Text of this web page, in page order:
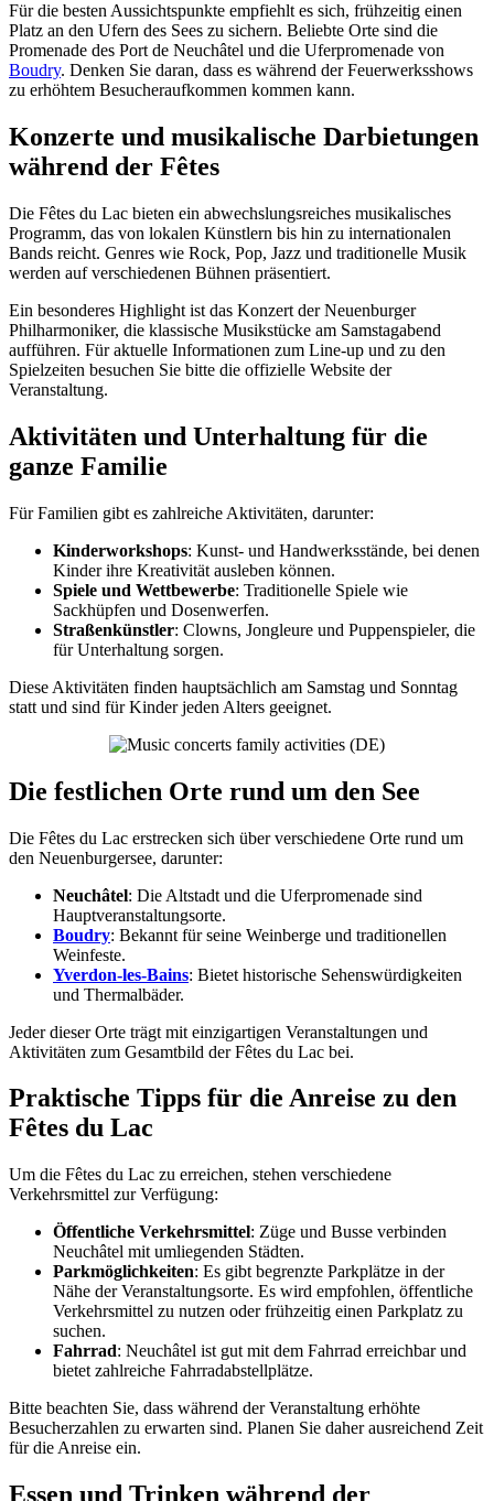
Für die besten Aussichtspunkte empfiehlt es sich, frühzeitig einen
Platz an den Ufern des Sees zu sichern. Beliebte Orte sind die
Promenade des Port de Neuchâtel und die Uferpromenade von
Boudry. Denken Sie daran, dass es während der Feuerwerksshows
zu erhöhtem Besucheraufkommen kommen kann.
Konzerte und musikalische Darbietungen
während der Fêtes
Die Fêtes du Lac bieten ein abwechslungsreiches musikalisches
Programm, das von lokalen Künstlern bis hin zu internationalen
Bands reicht. Genres wie Rock, Pop, Jazz und traditionelle Musik
werden auf verschiedenen Bühnen präsentiert.
Ein besonderes Highlight ist das Konzert der Neuenburger
Philharmoniker, die klassische Musikstücke am Samstagabend
aufführen. Für aktuelle Informationen zum Line-up und zu den
Spielzeiten besuchen Sie bitte die offizielle Website der
Veranstaltung.
Aktivitäten und Unterhaltung für die
ganze Familie
Für Familien gibt es zahlreiche Aktivitäten, darunter:
Kinderworkshops: Kunst- und Handwerksstände, bei denen
Kinder ihre Kreativität ausleben können.
Spiele und Wettbewerbe: Traditionelle Spiele wie
Sackhüpfen und Dosenwerfen.
Straßenkünstler: Clowns, Jongleure und Puppenspieler, die
für Unterhaltung sorgen.
Diese Aktivitäten finden hauptsächlich am Samstag und Sonntag
statt und sind für Kinder jeden Alters geeignet.
Die festlichen Orte rund um den See
Die Fêtes du Lac erstrecken sich über verschiedene Orte rund um
den Neuenburgersee, darunter:
Neuchâtel: Die Altstadt und die Uferpromenade sind
Hauptveranstaltungsorte.
Boudry: Bekannt für seine Weinberge und traditionellen
Weinfeste.
Yverdon-les-Bains: Bietet historische Sehenswürdigkeiten
und Thermalbäder.
Jeder dieser Orte trägt mit einzigartigen Veranstaltungen und
Aktivitäten zum Gesamtbild der Fêtes du Lac bei.
Praktische Tipps für die Anreise zu den
Fêtes du Lac
Um die Fêtes du Lac zu erreichen, stehen verschiedene
Verkehrsmittel zur Verfügung:
Öffentliche Verkehrsmittel: Züge und Busse verbinden
Neuchâtel mit umliegenden Städten.
Parkmöglichkeiten: Es gibt begrenzte Parkplätze in der
Nähe der Veranstaltungsorte. Es wird empfohlen, öffentliche
Verkehrsmittel zu nutzen oder frühzeitig einen Parkplatz zu
suchen.
Fahrrad: Neuchâtel ist gut mit dem Fahrrad erreichbar und
bietet zahlreiche Fahrradabstellplätze.
Bitte beachten Sie, dass während der Veranstaltung erhöhte
Besucherzahlen zu erwarten sind. Planen Sie daher ausreichend Zeit
für die Anreise ein.
Essen und Trinken während der